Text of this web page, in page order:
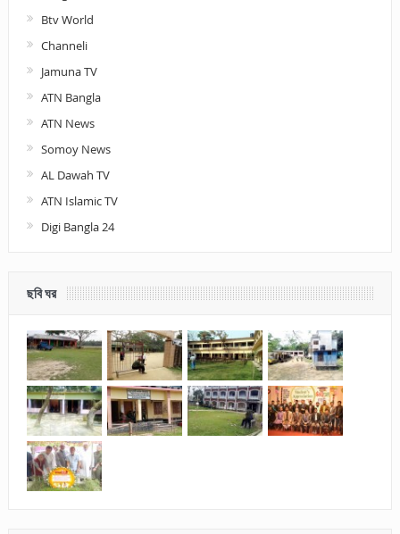
Btv World
Channeli
Jamuna TV
ATN Bangla
ATN News
Somoy News
AL Dawah TV
ATN Islamic TV
Digi Bangla 24
ছবি ঘর